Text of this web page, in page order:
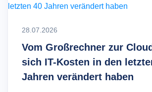
28.07.2026
Vom Großrechner zur
sich IT-Kosten in den
Jahren verändert haben